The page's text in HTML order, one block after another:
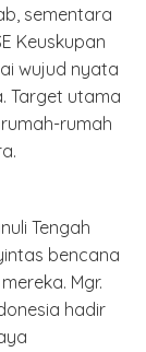
sementara
Keuskupan
wujud nyata
Target utama
rumah
Tengah
bencana
Mgr.
hadir